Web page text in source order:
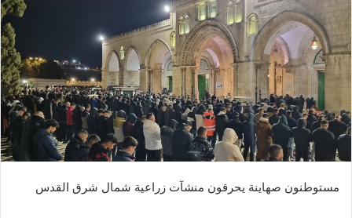
مستوطنون صهاينة يحرقون منشآت زراعية شمال شرق القدس